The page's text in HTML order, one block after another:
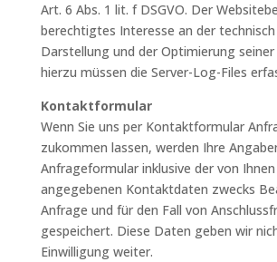
Art. 6 Abs. 1 lit. f DSGVO. Der
berechtigtes Interesse an der
Darstellung und der Optimierung
hierzu müssen die Server-Log-Files
Kontaktformular
Wenn Sie uns per Kontaktformular
zukommen lassen, werden Ihre
Anfrageformular inklusive der von
angegebenen Kontaktdaten zwecks
Anfrage und für den Fall von
gespeichert. Diese Daten geben wir
Einwilligung weiter.